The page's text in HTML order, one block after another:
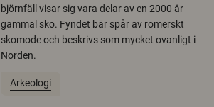
björnfäll visar sig vara delar av en 2000 år
gammal sko. Fyndet bär spår av romerskt
skomode och beskrivs som mycket ovanligt i
Norden.
Arkeologi